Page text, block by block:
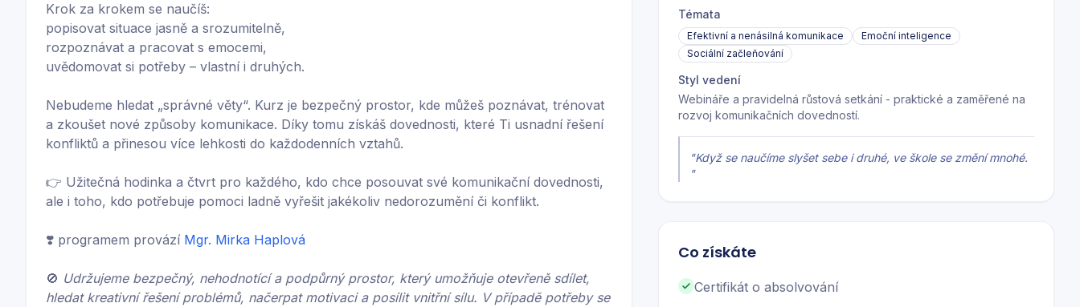
Krok za krokem se naučíš:
popisovat situace jasně a srozumitelně,
rozpoznávat a pracovat s emocemi,
uvědomovat si potřeby – vlastní i druhých.
Nebudeme hledat „správné věty“. Kurz je bezpečný prostor, kde můžeš poznávat, trénovat
a zkoušet nové způsoby komunikace. Díky tomu získáš dovednosti, které Ti usnadní řešení
konfliktů a přinesou více lehkosti do každodenních vztahů.
👉 Užitečná hodinka a čtvrt pro každého, kdo chce posouvat své komunikační dovednosti,
ale i toho, kdo potřebuje pomoci ladně vyřešit jakékoliv nedorozumění či konflikt.
❣️ programem provází Mgr. Mirka Haplová
🚫 Udržujeme bezpečný, nehodnotící a podpůrný prostor, který umožňuje otevřeně sdílet,
hledat kreativní řešení problémů, načerpat motivaci a posílit vnitřní sílu. V případě potřeby se
Témata
Efektivní a nenásilná komunikace
Emoční inteligence
Sociální začleňování
Styl vedení
Webináře a pravidelná růstová setkání - praktické a zaměřené na
rozvoj komunikačních dovedností.
"Když se naučíme slyšet sebe i druhé, ve škole se změní mnohé.
"
Co získáte
Certifikát o absolvování